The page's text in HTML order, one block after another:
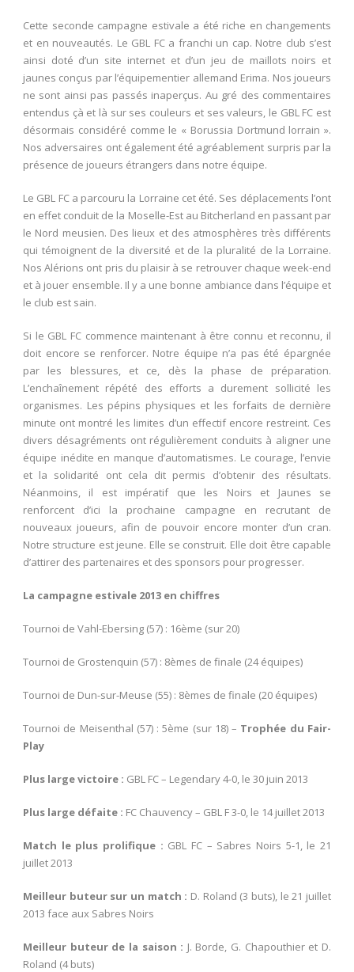
Cette seconde campagne estivale a été riche en changements
et en nouveautés. Le GBL FC a franchi un cap. Notre club s’est
ainsi doté d’un site internet et d’un jeu de maillots noirs et
jaunes conçus par l’équipementier allemand Erima. Nos joueurs
ne sont ainsi pas passés inaperçus. Au gré des commentaires
entendus çà et là sur ses couleurs et ses valeurs, le GBL FC est
désormais considéré comme le « Borussia Dortmund lorrain ».
Nos adversaires ont également été agréablement surpris par la
présence de joueurs étrangers dans notre équipe.
Le GBL FC a parcouru la Lorraine cet été. Ses déplacements l’ont
en effet conduit de la Moselle-Est au Bitcherland en passant par
le Nord meusien. Des lieux et des atmosphères très différents
qui témoignent de la diversité et de la pluralité de la Lorraine.
Nos Alérions ont pris du plaisir à se retrouver chaque week-end
et à jouer ensemble. Il y a une bonne ambiance dans l’équipe et
le club est sain.
Si le GBL FC commence maintenant à être connu et reconnu, il
doit encore se renforcer. Notre équipe n’a pas été épargnée
par les blessures, et ce, dès la phase de préparation.
L’enchaînement répété des efforts a durement sollicité les
organismes. Les pépins physiques et les forfaits de dernière
minute ont montré les limites d’un effectif encore restreint. Ces
divers désagréments ont régulièrement conduits à aligner une
équipe inédite en manque d’automatismes. Le courage, l’envie
et la solidarité ont cela dit permis d’obtenir des résultats.
Néanmoins, il est impératif que les Noirs et Jaunes se
renforcent d’ici la prochaine campagne en recrutant de
nouveaux joueurs, afin de pouvoir encore monter d’un cran.
Notre structure est jeune. Elle se construit. Elle doit être capable
d’attirer des partenaires et des sponsors pour progresser.
La campagne estivale 2013 en chiffres
Tournoi de Vahl-Ebersing (57) : 16ème (sur 20)
Tournoi de Grostenquin (57) : 8èmes de finale (24 équipes)
Tournoi de Dun-sur-Meuse (55) : 8èmes de finale (20 équipes)
Tournoi de Meisenthal (57) : 5ème (sur 18) – Trophée du Fair-
Play
Plus large victoire : GBL FC – Legendary 4-0, le 30 juin 2013
Plus large défaite : FC Chauvency – GBL F 3-0, le 14 juillet 2013
Match le plus prolifique : GBL FC – Sabres Noirs 5-1, le 21
juillet 2013
Meilleur buteur sur un match : D. Roland (3 buts), le 21 juillet
2013 face aux Sabres Noirs
Meilleur buteur de la saison : J. Borde, G. Chapouthier et D.
Roland (4 buts)